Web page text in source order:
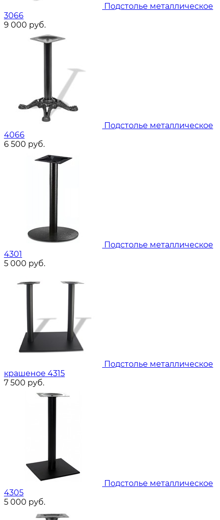
Подстолье металлическое
3066
9 000 руб.
Подстолье металлическое
4066
6 500 руб.
Подстолье металлическое
4301
5 000 руб.
Подстолье металлическое
крашеное 4315
7 500 руб.
Подстолье металлическое
4305
5 000 руб.